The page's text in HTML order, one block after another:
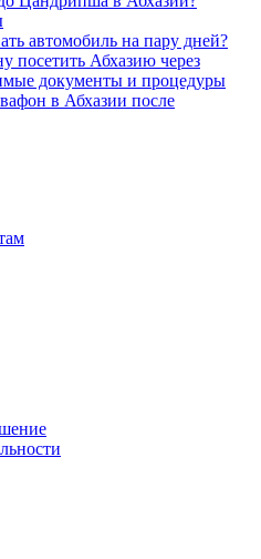
автомобиль на пару дней?
посетить Абхазию через
документы и процедуры
в Абхазии после